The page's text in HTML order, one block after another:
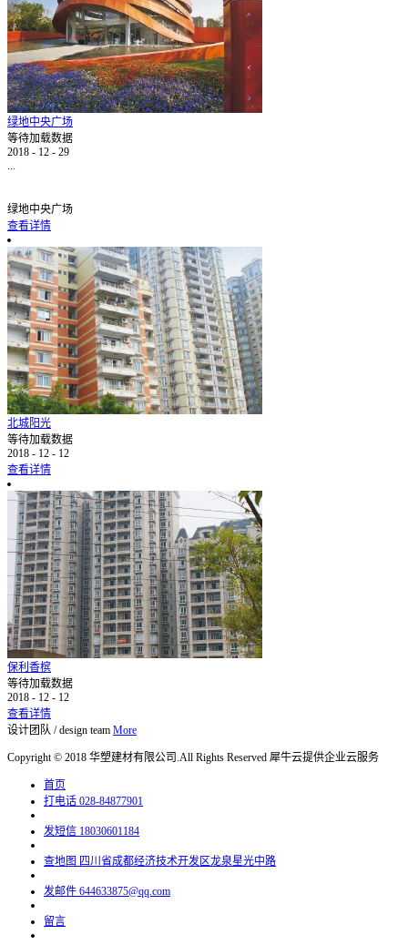
绿地中央广场
等待加载数据
2018 - 12 - 29
...
绿地中央广场
查看详情
北城阳光
等待加载数据
2018 - 12 - 12
查看详情
保利香槟
等待加载数据
2018 - 12 - 12
查看详情
设计团队 / design team More
Copyright © 2018 华塑建材有限公司.All Rights Reserved 犀牛云提供企业云服务
首页
打电话 028-84877901
发短信 18030601184
查地图 四川省成都经济技术开发区龙泉星光中路
发邮件 644633875@qq.com
留言